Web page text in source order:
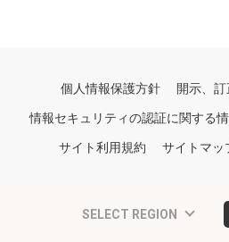
個人情報保護方針 開示、
情報セキュリティの認証に関する
サイト利用規約 サイトマッ
SELECT REGION